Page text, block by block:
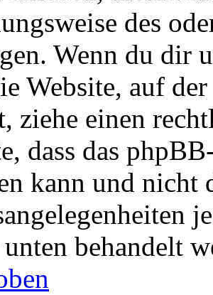
des
Wenn du dir
Website, auf
ziehe einen
dass das
kann und nicht
behandelt